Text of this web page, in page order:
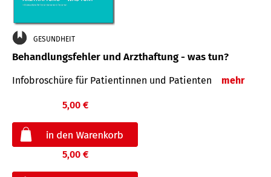
GESUNDHEIT
Behandlungsfehler und Arzthaftung - was tun?
Infobroschüre für Patientinnen und Patienten mehr
5,00 €
5,00 €